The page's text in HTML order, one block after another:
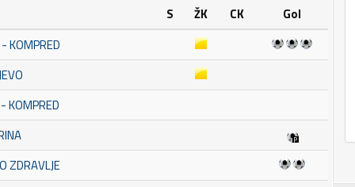
S ŽK CK
Gol
KOMPRED
KOMPRED
ZDRAVLJE